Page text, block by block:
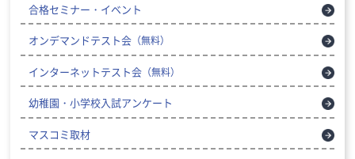
合格セミナー・イベント
オンデマンドテスト会 （無料）
インターネットテスト会 （無料）
幼稚園・小学校入試アンケート
マスコミ取材